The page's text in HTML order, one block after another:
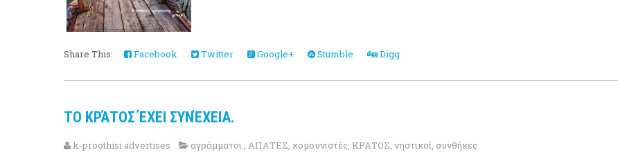
Share This: Facebook Twitter Google+ Stumble Digg
ΤΟ ΚΡΆΤΟΣ ΈΧΕΙ ΣΥΝΈΧΕΙΑ.
k-proothisi advertises αγράμματοι., ΑΠΑΤΕΣ, κομουνιστές, ΚΡΑΤΟΣ, νηστικοί, συνθήκες